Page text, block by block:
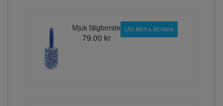
Mjuk fälgborste
79.00 kr
LÄS MER & BEVAKA